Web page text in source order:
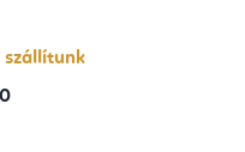
csillag.
szállítunk